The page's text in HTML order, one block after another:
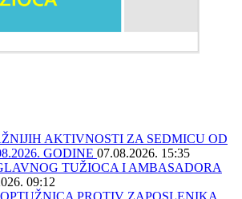
AKTIVNOSTI ZA SEDMICU OD
GODINE 07.08.2026. 15:35
TUŽIOCA I AMBASADORA
09:12
PROTIV ZAPOSLENIKA